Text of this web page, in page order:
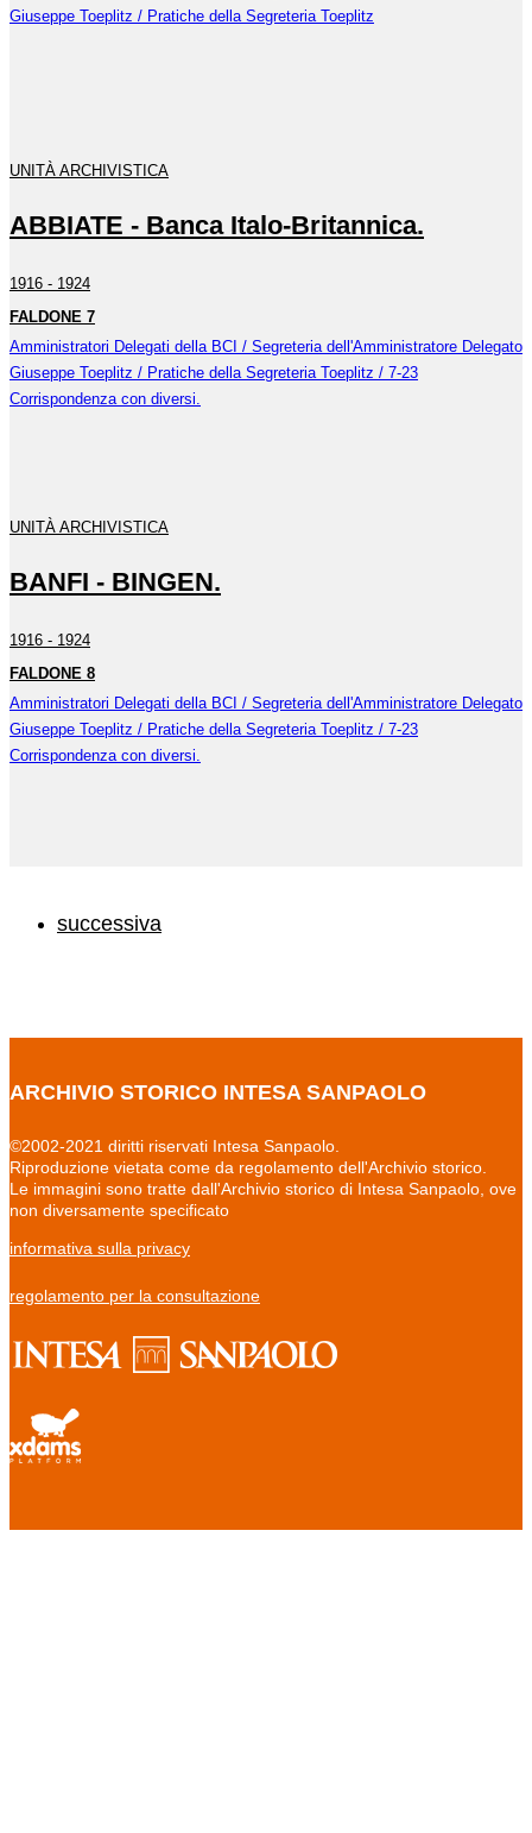
Giuseppe Toeplitz / Pratiche della Segreteria Toeplitz
UNITÀ ARCHIVISTICA
ABBIATE - Banca Italo-Britannica.
1916 - 1924
FALDONE 7
Amministratori Delegati della BCI / Segreteria dell'Amministratore Delegato
Giuseppe Toeplitz / Pratiche della Segreteria Toeplitz / 7-23
Corrispondenza con diversi.
UNITÀ ARCHIVISTICA
BANFI - BINGEN.
1916 - 1924
FALDONE 8
Amministratori Delegati della BCI / Segreteria dell'Amministratore Delegato
Giuseppe Toeplitz / Pratiche della Segreteria Toeplitz / 7-23
Corrispondenza con diversi.
successiva
ARCHIVIO STORICO INTESA SANPAOLO
©2002-2021 diritti riservati Intesa Sanpaolo.
Riproduzione vietata come da regolamento dell'Archivio storico.
Le immagini sono tratte dall'Archivio storico di Intesa Sanpaolo, ove
non diversamente specificato
informativa sulla privacy
regolamento per la consultazione